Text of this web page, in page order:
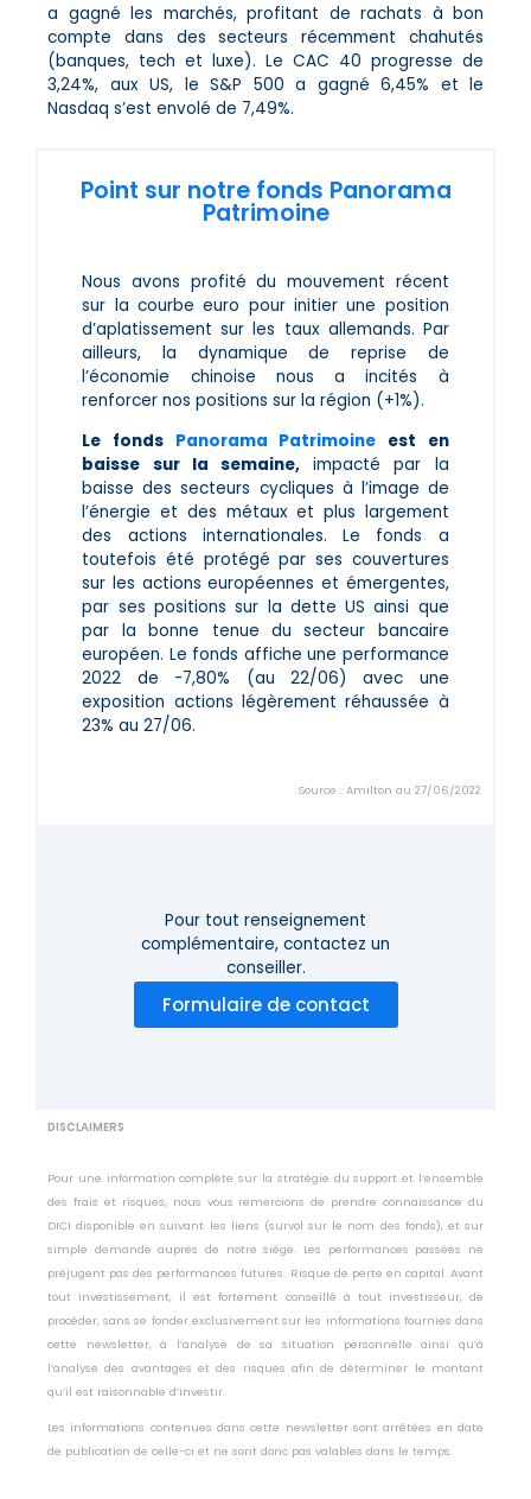
a gagné les marchés, profitant de rachats à bon
compte dans des secteurs récemment chahutés
(banques, tech et luxe). Le CAC 40 progresse de
3,24%, aux US, le S&P 500 a gagné 6,45% et le
Nasdaq s’est envolé de 7,49%.
Point sur notre fonds Panorama
Patrimoine
Nous avons profité du mouvement récent
sur la courbe euro pour initier une position
d’aplatissement sur les taux allemands. Par
ailleurs, la dynamique de reprise de
l’économie chinoise nous a incités à
renforcer nos positions sur la région (+1%).
Le fonds Panorama Patrimoine est en
baisse sur la semaine, impacté par la
baisse des secteurs cycliques à l’image de
l’énergie et des métaux et plus largement
des actions internationales. Le fonds a
toutefois été protégé par ses couvertures
sur les actions européennes et émergentes,
par ses positions sur la dette US ainsi que
par la bonne tenue du secteur bancaire
européen. Le fonds affiche une performance
2022 de -7,80% (au 22/06) avec une
exposition actions légèrement réhaussée à
23% au 27/06.
Source : Amilton au 27/06/2022
Pour tout renseignement
complémentaire, contactez un
conseiller.
Formulaire de contact
DISCLAIMERS
Pour une information complète sur la stratégie du support et l’ensemble
des frais et risques, nous vous remercions de prendre connaissance du
DICI disponible en suivant les liens (survol sur le nom des fonds), et sur
simple demande auprès de notre siège. Les performances passées ne
préjugent pas des performances futures. Risque de perte en capital. Avant
tout investissement, il est fortement conseillé à tout investisseur, de
procéder, sans se fonder exclusivement sur les informations fournies dans
cette newsletter, à l’analyse de sa situation personnelle ainsi qu’à
l’analyse des avantages et des risques afin de déterminer le montant
qu’il est raisonnable d’investir.
Les informations contenues dans cette newsletter sont arrêtées en date
de publication de celle-ci et ne sont donc pas valables dans le temps.